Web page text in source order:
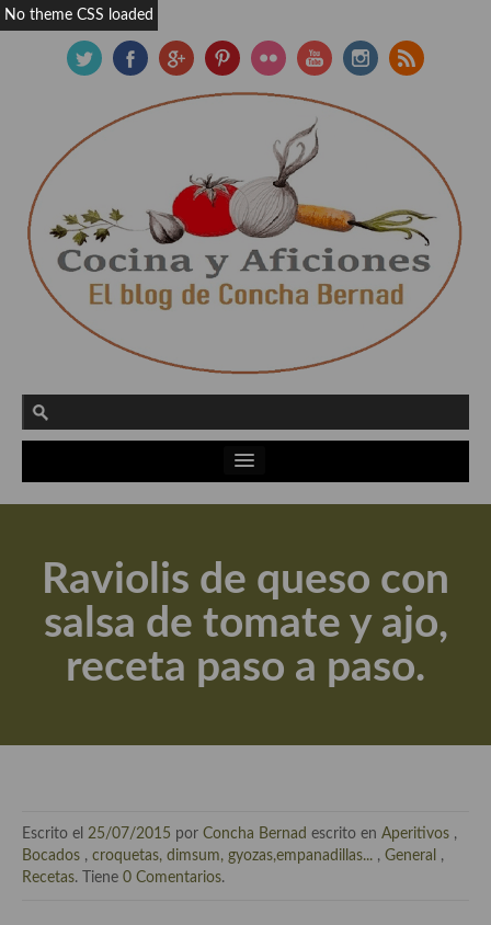
Actualidad y recomendaciones
Apuntes, estudios sobre temas interesantes e importantes
Aceite de Oliva Virgen Extra (AOVE)
Recetas maridadas con los mejores AOVES
Tiendas especiales
Raviolis de queso con
salsa de tomate y ajo,
receta paso a paso.
Escrito el 25/07/2015 por Concha Bernad escrito en Aperitivos ,
Bocados , croquetas, dimsum, gyozas,empanadillas... , General
,
Recetas. Tiene 0 Comentarios.
No theme CSS loaded